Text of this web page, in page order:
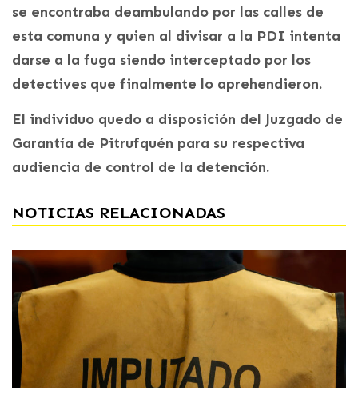
se encontraba deambulando por las calles de
esta comuna y quien al divisar a la PDI intenta
darse a la fuga siendo interceptado por los
detectives que finalmente lo aprehendieron.
El individuo quedo a disposición del Juzgado de
Garantía de Pitrufquén para su respectiva
audiencia de control de la detención.
NOTICIAS RELACIONADAS